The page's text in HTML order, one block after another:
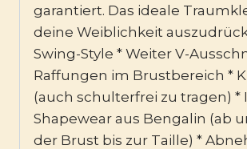
garantiert. Das ideale
deine Weiblichkeit
Swing-Style * Weiter V-
Raffungen im Brustbereich *
(auch schulterfrei zu tragen) *
Shapewear aus Bengalin (ab
der Brust bis zur Taille) *